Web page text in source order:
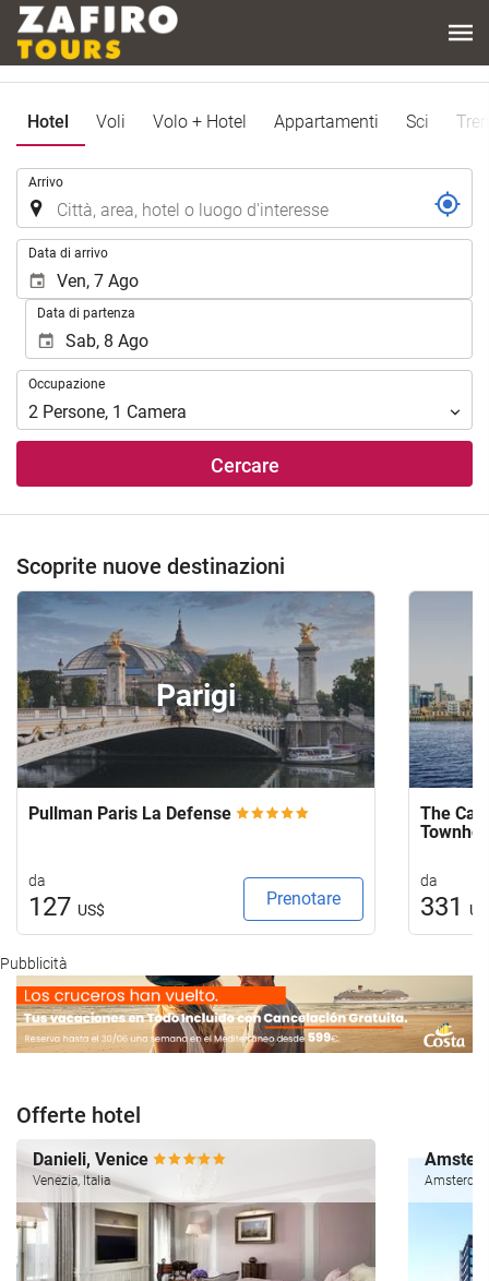
Hotel Voli Volo + Hotel Appartamenti Sci
Arrivo
Data di arrivo
Data di partenza
Occupazione
Occupazione
2 Persone, 1 Camera
Cercare
Scoprite nuove destinazioni
Parigi
Pullman Paris La Defense
da
127 US$
Prenotare
The
da
331
Pubblicità
Offerte hotel
Danieli, Venice
Venezia, Italia